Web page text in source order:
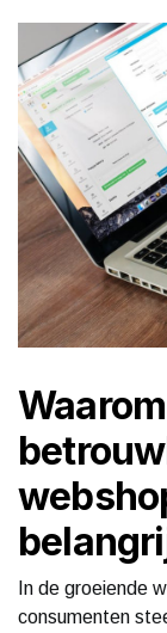
In de groeiende
consumenten